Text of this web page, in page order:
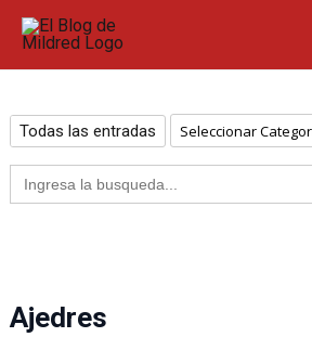
contenido
Todas las entradas Categorías
Buscar:
Ajedres